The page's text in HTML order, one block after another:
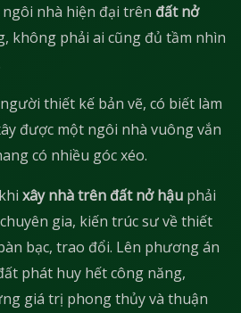
nhà hiện đại trên đất nở
không phải ai cũng đủ tầm nhìn
thiết kế bản vẽ, có biết làm
được một ngôi nhà vuông vắn
có nhiều góc xéo.
xây nhà trên đất nở hậu phải
gia, kiến trúc sư về thiết
bạc, trao đổi. Lên phương án
phát huy hết công năng,
giá trị phong thủy và thuận